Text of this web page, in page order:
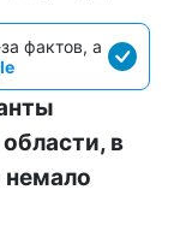
фактов, а
в
немало